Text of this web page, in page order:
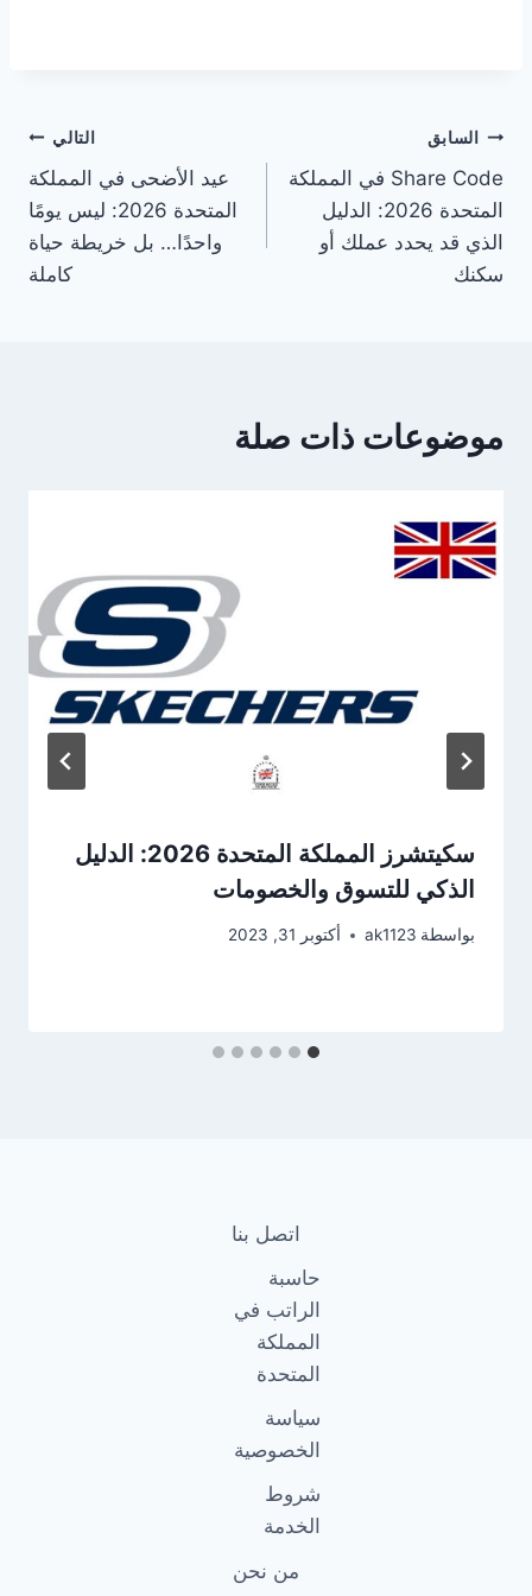
تصفّح
المقالات
السابق
Share Code في المملكة
المتحدة 2026: الدليل
الذي قد يحدد عملك أو
سكنك
التالي
عيد الأضحى في المملكة
المتحدة 2026: ليس يومًا
واحدًا… بل خريطة حياة
كاملة
موضوعات ذات صلة
سكيتشرز المملكة المتحدة 2026: الدليل
الذكي للتسوق والخصومات
بواسطة ak1123 أكتوبر 31, 2023
اتصل بنا
حاسبة
الراتب في
المملكة
المتحدة
سياسة
الخصوصية
شروط
الخدمة
من نحن